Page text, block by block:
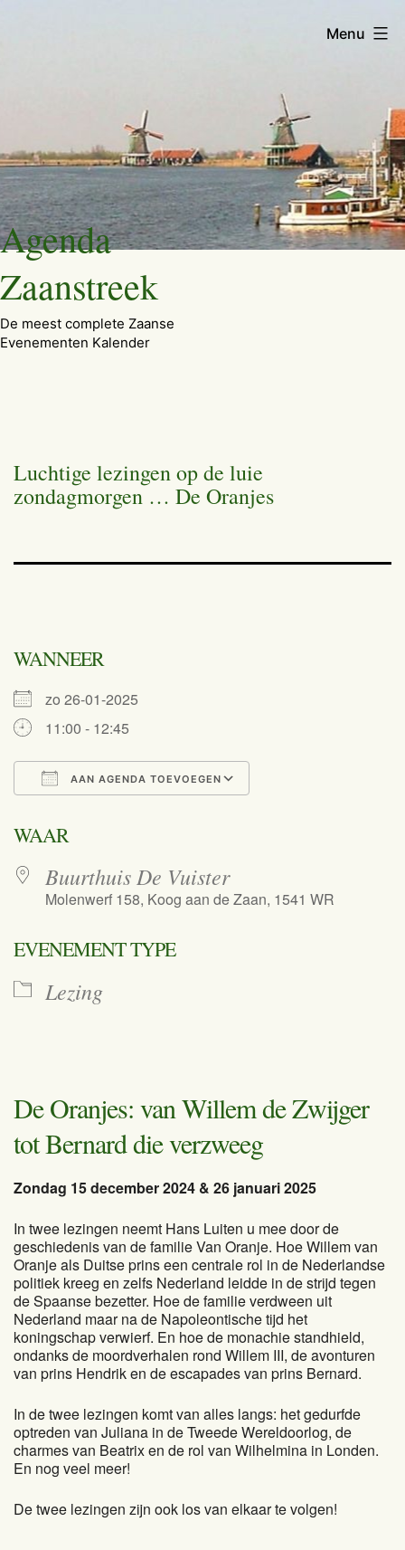
Ga
naar
de
inhoud
Agenda
Zaanstreek
De meest complete Zaanse
Evenementen Kalender
Menu
Luchtige lezingen op de luie
zondagmorgen … De Oranjes
WANNEER
zo 26-01-2025
11:00 - 12:45
AAN AGENDA TOEVOEGEN
WAAR
Buurthuis De Vuister
Molenwerf 158, Koog aan de Zaan, 1541 WR
EVENEMENT TYPE
Lezing
De Oranjes: van Willem de Zwijger
tot Bernard die verzweeg
Zondag 15 december 2024 & 26 januari 2025
In twee lezingen neemt Hans Luiten u mee door de
geschiedenis van de familie Van Oranje. Hoe Willem van
Oranje als Duitse prins een centrale rol in de Nederlandse
politiek kreeg en zelfs Nederland leidde in de strijd tegen
de Spaanse bezetter. Hoe de familie verdween uit
Nederland maar na de Napoleontische tijd het
koningschap verwierf. En hoe de monachie standhield,
ondanks de moordverhalen rond Willem III, de avonturen
van prins Hendrik en de escapades van prins Bernard.
In de twee lezingen komt van alles langs: het gedurfde
optreden van Juliana in de Tweede Wereldoorlog, de
charmes van Beatrix en de rol van Wilhelmina in Londen.
En nog veel meer!
De twee lezingen zijn ook los van elkaar te volgen!